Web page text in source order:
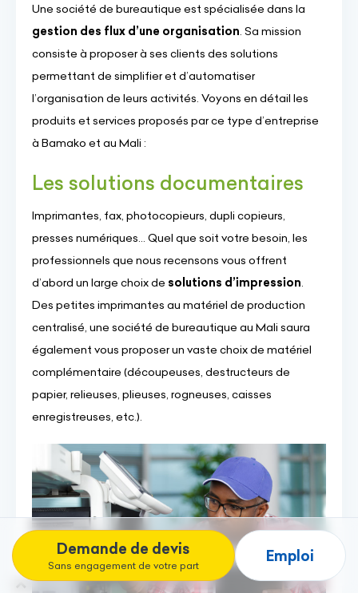
Demande de devis
Sans engagement de votre part
Emploi
Une société de bureautique est spécialisée dans la
gestion des flux d’une organisation. Sa mission
consiste à proposer à ses clients des solutions
permettant de simplifier et d’automatiser
l’organisation de leurs activités. Voyons en détail les
produits et services proposés par ce type d’entreprise
à Bamako et au Mali :
Les solutions documentaires
Imprimantes, fax, photocopieurs, dupli copieurs,
presses numériques... Quel que soit votre besoin, les
professionnels que nous recensons vous offrent
d’abord un large choix de solutions d’impression.
Des petites imprimantes au matériel de production
centralisé, une société de bureautique au Mali saura
également vous proposer un vaste choix de matériel
complémentaire (découpeuses, destructeurs de
papier, relieuses, plieuses, rogneuses, caisses
enregistreuses, etc.).